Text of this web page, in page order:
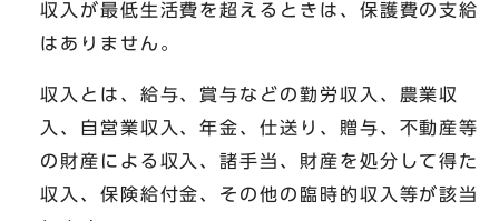
収入が最低生活費を超えるときは、保護費の支給
はありません。
収入とは、給与、賞与などの勤労収入、農業収
入、自営業収入、年金、仕送り、贈与、不動産等
の財産による収入、諸手当、財産を処分して得た
収入、保険給付金、その他の臨時的収入等が該当